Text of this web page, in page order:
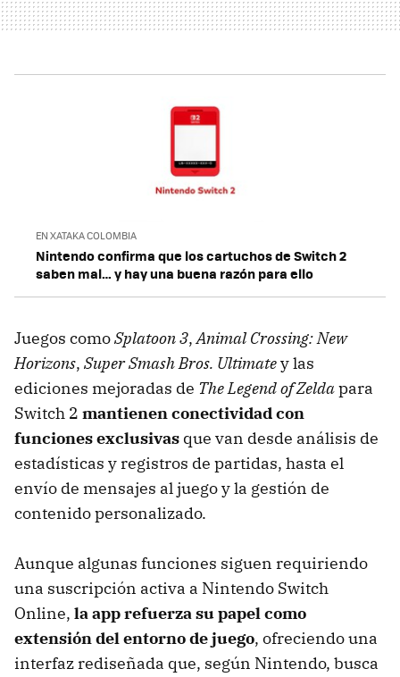
EN XATAKA COLOMBIA
Nintendo confirma que los cartuchos de Switch 2
saben mal… y hay una buena razón para ello
Juegos comoSplatoon 3,Animal Crossing: New
Horizons, Super Smash Bros. Ultimatey las
ediciones mejoradas de The Legend of Zeldapara
Switch 2 mantienen conectividad con
funciones exclusivas que van desde análisis de
estadísticas y registros de partidas, hasta el
envío de mensajes al juego y la gestión de
contenido personalizado.
Aunque algunas funciones siguen requiriendo
una suscripción activa a Nintendo Switch
Online, la app refuerza su papel como
extensión del entorno de juego, ofreciendo una
interfaz rediseñada que, según Nintendo, busca